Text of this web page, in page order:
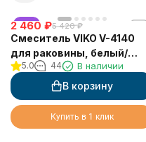
хит
2 460 ₽5 420 ₽
Смеситель VIKO V-4140
для раковины, белый/
хром
5.0 44 В наличии
В корзину
Купить в 1 клик